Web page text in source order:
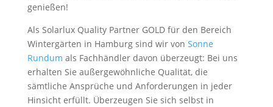
genießen!
Als Solarlux Quality Partner GOLD für den Bereich
Wintergärten in Hamburg sind wir von Sonne
Rundum als Fachhändler davon überzeugt: Bei uns
erhalten Sie außergewöhnliche Qualität, die
sämtliche Ansprüche und Anforderungen in jeder
Hinsicht erfüllt. Überzeugen Sie sich selbst in